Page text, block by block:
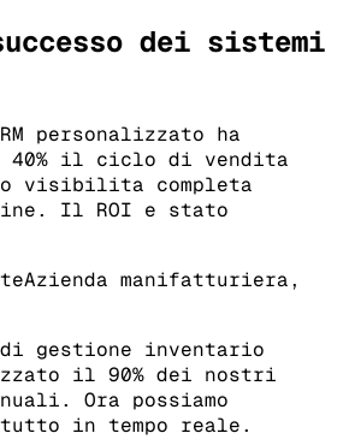
dei sistemi
personalizzato ha
il ciclo di vendita
visibilita completa
Il ROI e stato
Azienda manifatturiera,
gestione inventario
il 90% dei nostri
Ora possiamo
in tempo reale.